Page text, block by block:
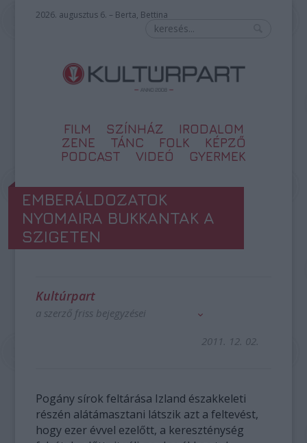
2026. augusztus 6. – Berta, Bettina
FILM SZÍNHÁZ
IRODALOM
ZENE
TÁNC FOLK
KÉPZŐ
PODCAST
VIDEÓ GYERMEK
EMBERÁLDOZATOK
NYOMAIRA BUKKANTAK A
SZIGETEN
Kultúrpart
a szerző friss bejegyzései
2011. 12. 02.
Pogány sírok feltárása Izland északkeleti
részén alátámasztani látszik azt a feltevést,
hogy ezer évvel ezelőtt, a kereszténység